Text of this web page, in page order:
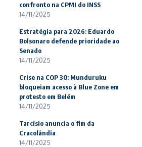
confronto na CPMI do INSS
14/11/2025
Estratégia para 2026: Eduardo
Bolsonaro defende prioridade ao
Senado
14/11/2025
Crise na COP 30: Munduruku
bloqueiam acesso à Blue Zone em
protesto em Belém
14/11/2025
Tarcísio anuncia o fim da
Cracolândia
14/11/2025